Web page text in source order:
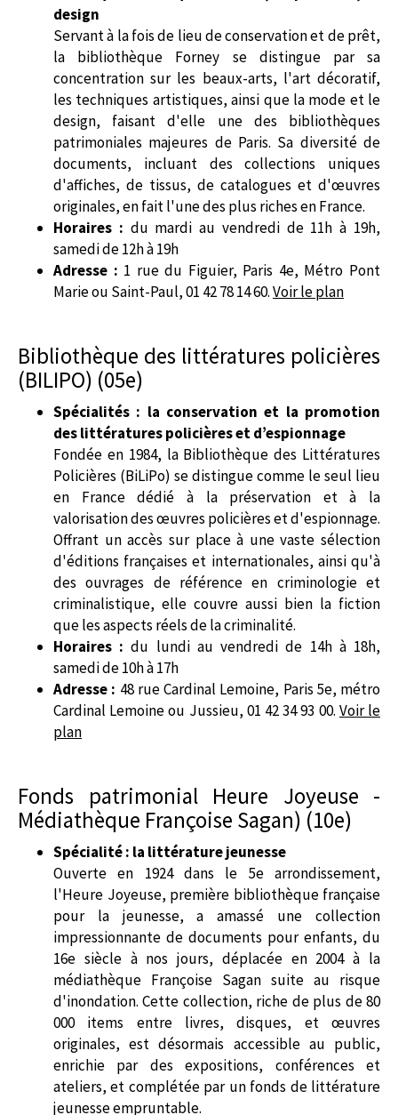
design
Servant à la fois de lieu de conservation et de prêt,
la bibliothèque Forney se distingue par sa
concentration sur les beaux-arts, l'art décoratif,
les techniques artistiques, ainsi que la mode et le
design, faisant d'elle une des bibliothèques
patrimoniales majeures de Paris. Sa diversité de
documents, incluant des collections uniques
d'affiches, de tissus, de catalogues et d'œuvres
originales, en fait l'une des plus riches en France.
Horaires : du mardi au vendredi de 11h à 19h,
samedi de 12h à 19h
Adresse : 1 rue du Figuier, Paris 4e, Métro Pont
Marie ou Saint-Paul, 01 42 78 14 60.Voir le plan
Bibliothèque des littératures policières
(BILIPO) (05e)
Spécialités : la conservation et la promotion
des littératures policières et d’espionnage
Fondée en 1984, la Bibliothèque des Littératures
Policières (BiLiPo) se distingue comme le seul lieu
en France dédié à la préservation et à la
valorisation des œuvres policières et d'espionnage.
Offrant un accès sur place à une vaste sélection
d'éditions françaises et internationales, ainsi qu'à
des ouvrages de référence en criminologie et
criminalistique, elle couvre aussi bien la fiction
que les aspects réels de la criminalité.
Horaires : du lundi au vendredi de 14h à 18h,
samedi de 10h à 17h
Adresse : 48 rue Cardinal Lemoine, Paris 5e, métro
Cardinal Lemoine ou Jussieu, 01 42 34 93 00. Voir le
plan
Fonds patrimonial Heure Joyeuse -
Médiathèque Françoise Sagan) (10e)
Spécialité : la littérature jeunesse
Ouverte en 1924 dans le 5e arrondissement,
l'Heure Joyeuse, première bibliothèque française
pour la jeunesse, a amassé une collection
impressionnante de documents pour enfants, du
16e siècle à nos jours, déplacée en 2004 à la
médiathèque Françoise Sagan suite au risque
d'inondation. Cette collection, riche de plus de 80
000 items entre livres, disques, et œuvres
originales, est désormais accessible au public,
enrichie par des expositions, conférences et
ateliers, et complétée par un fonds de littérature
jeunesse empruntable.